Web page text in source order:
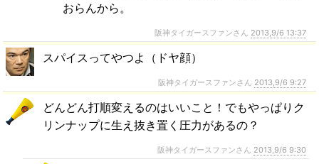
おらんから。
阪神タイガースファンさん 2013,9/6 13:37
スパイスってやつよ（ドヤ顔）
阪神タイガースファンさん 2013,9/6 9:27
どんどん打順変えるのはいいこと！でもやっぱりク
リンナップに生え抜き置く圧力があるの？
阪神タイガースファンさん 2013,9/6 9:30